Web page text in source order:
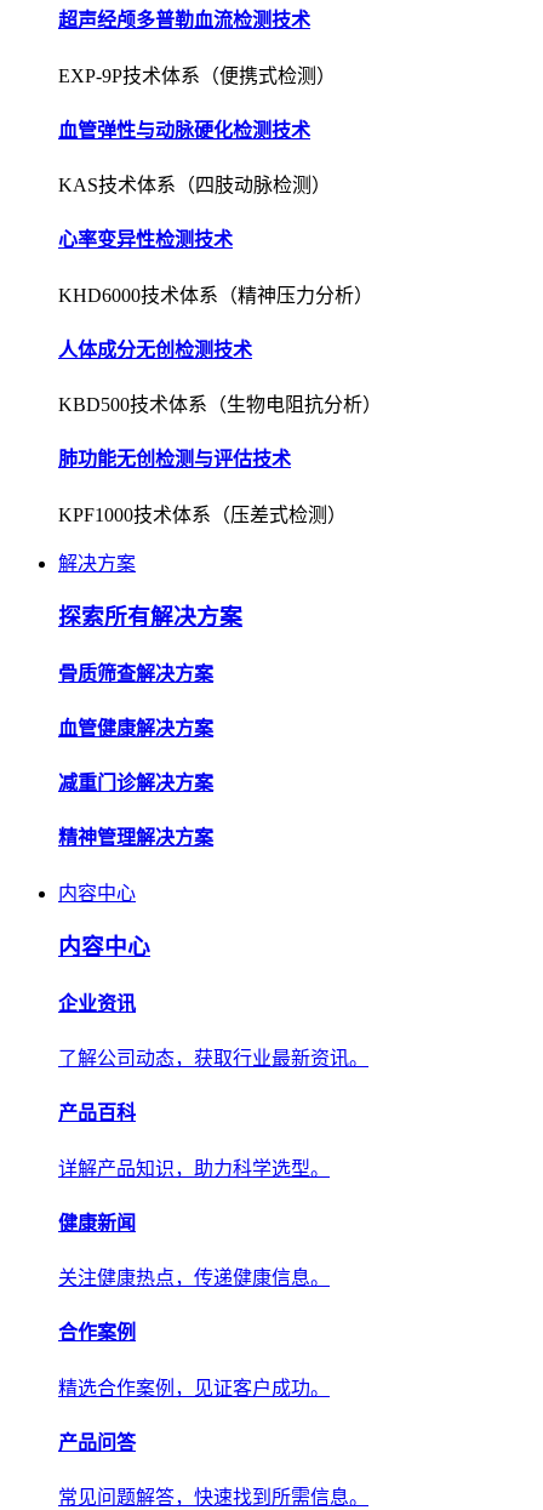
超声经颅多普勒血流检测技术
EXP-9P技术体系（便携式检测）
血管弹性与动脉硬化检测技术
KAS技术体系（四肢动脉检测）
心率变异性检测技术
KHD6000技术体系（精神压力分析）
人体成分无创检测技术
KBD500技术体系（生物电阻抗分析）
肺功能无创检测与评估技术
KPF1000技术体系（压差式检测）
解决方案
探索所有解决方案
骨质筛查解决方案
血管健康解决方案
减重门诊解决方案
精神管理解决方案
内容中心
内容中心
企业资讯
了解公司动态，获取行业最新资讯。
产品百科
详解产品知识，助力科学选型。
健康新闻
关注健康热点，传递健康信息。
合作案例
精选合作案例，见证客户成功。
产品问答
常见问题解答，快速找到所需信息。